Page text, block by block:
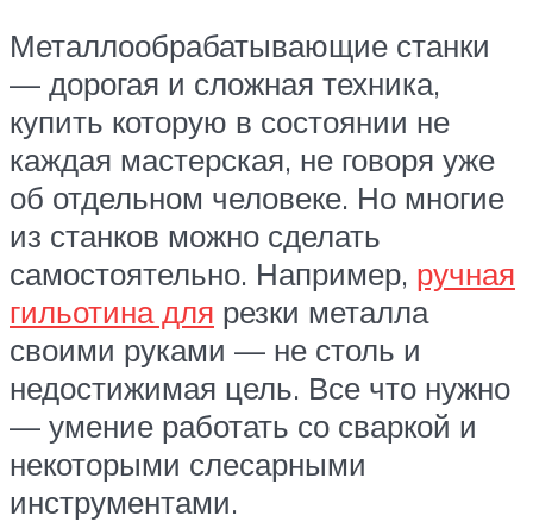
Металлообрабатывающие станки
— дорогая и сложная техника,
купить которую в состоянии не
каждая мастерская, не говоря уже
об отдельном человеке. Но многие
из станков можно сделать
самостоятельно. Например, ручная
гильотина для резки металла
своими руками — не столь и
недостижимая цель. Все что нужно
— умение работать со сваркой и
некоторыми слесарными
инструментами.